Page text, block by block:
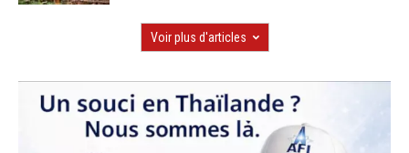
Voir plus d'articles